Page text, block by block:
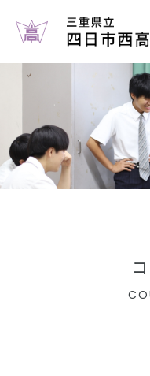
お知らせ
学校案内
コース案内
学校生活